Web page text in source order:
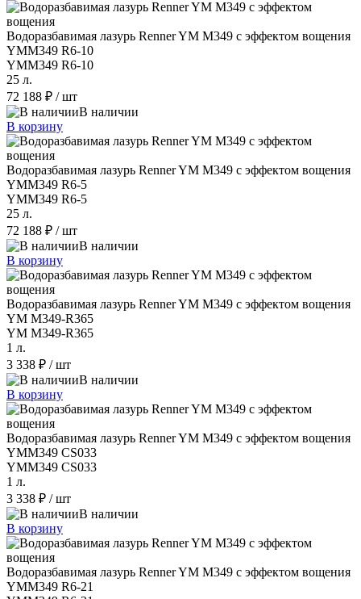
Водоразбавимая лазурь Renner YM M349 с эффектом вощения
YMM349 R6-10
YMM349 R6-10
25 л.
72 188 ₽ / шт
В наличии
В корзину
Водоразбавимая лазурь Renner YM M349 с эффектом вощения
YMM349 R6-5
YMM349 R6-5
25 л.
72 188 ₽ / шт
В наличии
В корзину
Водоразбавимая лазурь Renner YM M349 с эффектом вощения
YM M349-R365
YM M349-R365
1 л.
3 338 ₽ / шт
В наличии
В корзину
Водоразбавимая лазурь Renner YM M349 с эффектом вощения
YMM349 CS033
YMM349 CS033
1 л.
3 338 ₽ / шт
В наличии
В корзину
Водоразбавимая лазурь Renner YM M349 с эффектом вощения
YMM349 R6-21